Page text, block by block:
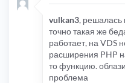
vulkan3, решалась
точно такая же
работает, на VDS
расширения PHP
то функцию.
проблема